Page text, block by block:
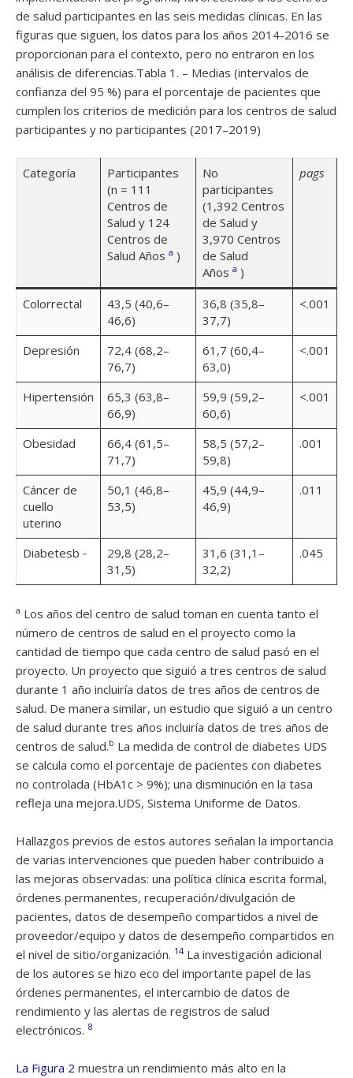
de salud participantes en las seis medidas clínicas. En las
figuras que siguen, los datos para los años 2014-2016 se
proporcionan para el contexto, pero no entraron en los
análisis de diferencias.Tabla 1. – Medias (intervalos de
confianza del 95 %) para el porcentaje de pacientes que
cumplen los criterios de medición para los centros de salud
participantes y no participantes (2017–2019)
Categoría
Participantes
(n = 111
Centros de
Salud y 124
Centros de
Salud Años a )
No
participantes
(1,392 Centros
de Salud y
3,970 Centros
de Salud
Años a )
pags
Colorrectal
43,5 (40,6–
46,6)
36,8 (35,8–
37,7)
<.001
Depresión
72,4 (68,2–
76,7)
61,7 (60,4–
63,0)
<.001
Hipertensión
65,3 (63,8–
66,9)
59,9 (59,2–
60,6)
<.001
Obesidad
66,4 (61,5–
71,7)
58,5 (57,2–
59,8)
.001
Cáncer de
cuello
uterino
50,1 (46,8–
53,5)
45,9 (44,9–
46,9)
.011
Diabetesb
29,8 (28,2–
31,5)
31,6 (31,1–
32,2)
.045
a Los años del centro de salud toman en cuenta tanto el
número de centros de salud en el proyecto como la
cantidad de tiempo que cada centro de salud pasó en el
proyecto. Un proyecto que siguió a tres centros de salud
durante 1 año incluiría datos de tres años de centros de
salud. De manera similar, un estudio que siguió a un centro
de salud durante tres años incluiría datos de tres años de
centros de salud.b La medida de control de diabetes UDS
se calcula como el porcentaje de pacientes con diabetes
no controlada (HbA1c > 9%); una disminución en la tasa
refleja una mejora.UDS, Sistema Uniforme de Datos.
Hallazgos previos de estos autores señalan la importancia
de varias intervenciones que pueden haber contribuido a
las mejoras observadas: una política clínica escrita formal,
órdenes permanentes, recuperación/divulgación de
pacientes, datos de desempeño compartidos a nivel de
proveedor/equipo y datos de desempeño compartidos en
el nivel de sitio/organización. 14La investigación adicional
de los autores se hizo eco del importante papel de las
órdenes permanentes, el intercambio de datos de
rendimiento y las alertas de registros de salud
electrónicos. 8
La Figura 2 muestra un rendimiento más alto en la